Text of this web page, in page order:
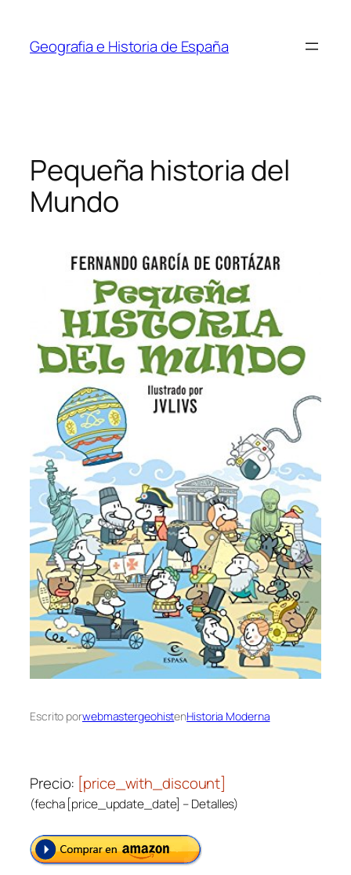
contenido
Geografia e Historia de España
Pequeña historia del
Mundo
Escrito porwebmastergeohistenHistoria Moderna
Precio: [price_with_discount]
(fecha [price_update_date] –Detalles)